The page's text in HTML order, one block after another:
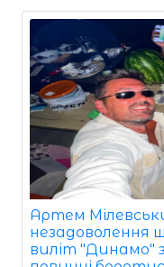
Артем
незадоволення
виліт "Динамо" з